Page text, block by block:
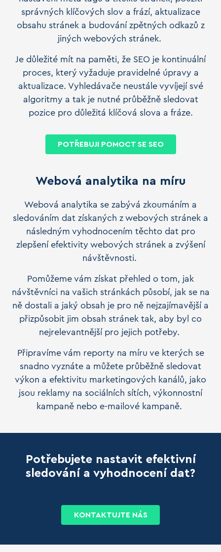
správných klíčových slov a frází, aktualizace
obsahu stránek a budování zpětných odkazů z
jiných webových stránek.
Je důležité mít na paměti, že SEO je kontinuální
proces, který vyžaduje pravidelné úpravy a
aktualizace. Vyhledávače neustále vyvíjejí své
algoritmy a tak je nutné průběžně sledovat
pozice pro důležitá klíčová slova a fráze.
POTŘEBUJI POMOCT SE SEO
Webová analytika na míru
Webová analytika se zabývá zkoumáním a
sledováním dat získaných z webových stránek a
následným vyhodnocením těchto dat pro
zlepšení efektivity webových stránek a zvýšení
návštěvnosti.
Pomůžeme vám získat přehled o tom, jak
návštěvníci na vašich stránkách působí, jak se na
ně dostali a jaký obsah je pro ně nejzajímavější a
přizpůsobit jim obsah stránek tak, aby byl co
nejrelevantnější pro jejich potřeby.
Připravíme vám reporty na míru ve kterých se
snadno vyznáte a můžete průběžně sledovat
výkon a efektivitu marketingových kanálů, jako
jsou reklamy na sociálních sítích, výkonnostní
kampaně nebo e-mailové kampaně.
Potřebujete nastavit efektivní
sledování a vyhodnocení dat?
KONTAKTUJTE NÁS